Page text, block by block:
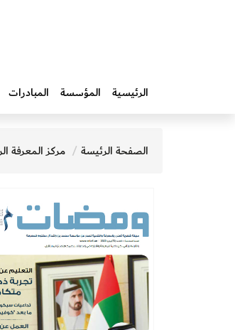
الرئيسية المؤسسة المبادرات‎
الصفحة الرئيسة مركز المعرفة